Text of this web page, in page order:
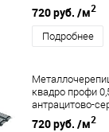
720 руб. /м2
Подробнее
квадро профи
антрацитово-
720 руб. /м2